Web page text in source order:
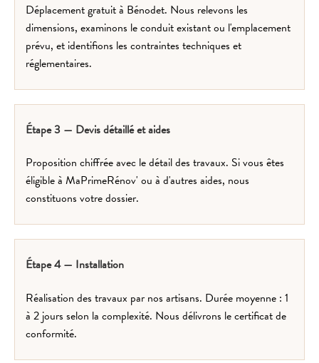
Déplacement gratuit à Bénodet. Nous relevons les
dimensions, examinons le conduit existant ou l'emplacement
prévu, et identifions les contraintes techniques et
réglementaires.
Étape 3 — Devis détaillé et aides
Proposition chiffrée avec le détail des travaux. Si vous êtes
éligible à MaPrimeRénov' ou à d'autres aides, nous
constituons votre dossier.
Étape 4 — Installation
Réalisation des travaux par nos artisans. Durée moyenne : 1
à 2 jours selon la complexité. Nous délivrons le certificat de
conformité.